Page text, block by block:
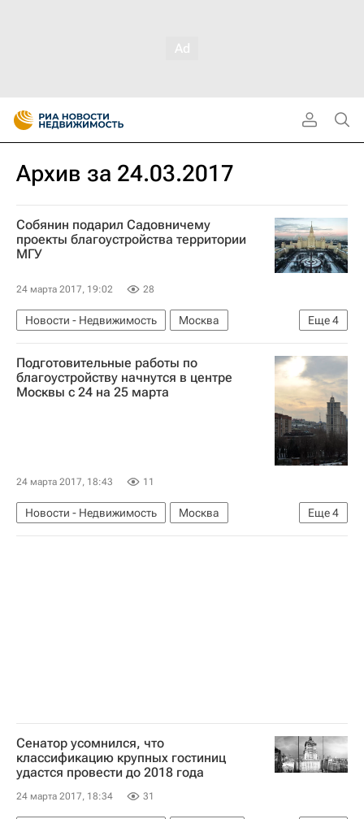
Архив за 24.03.2017
Собянин подарил Садовничему
проекты благоустройства территории
МГУ
24 марта 2017, 19:02 28
Еще4
Новости - Недвижимость
Москва
Сергей Собянин
Благоустройство
Городская среда
Россия
Подготовительные работы по
благоустройству начнутся в центре
Москвы с 24 на 25 марта
24 марта 2017, 18:43 11
Еще4
Новости - Недвижимость
Москва
Благоустройство
Набережные
Сенатор усомнился, что
классификацию крупных гостиниц
удастся провести до 2018 года
24 марта 2017, 18:34 31